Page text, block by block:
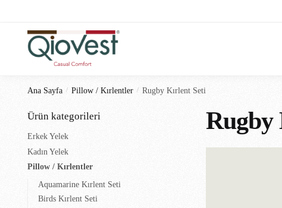
Ana Sayfa / Pillow / Kırlentler / Rugby Kırlent Seti
Rugby
Ürün kategorileri
Erkek Yelek
Kadın Yelek
Pillow / Kırlentler
Aquamarine Kırlent Seti
Birds Kırlent Seti